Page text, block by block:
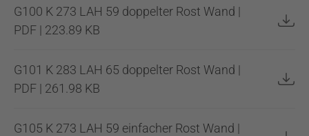
G100 K 273 LAH 59 doppelter Rost Wand |
PDF | 223.89 KB
G101 K 283 LAH 65 doppelter Rost Wand |
PDF | 261.98 KB
G105 K 273 LAH 59 einfacher Rost Wand |